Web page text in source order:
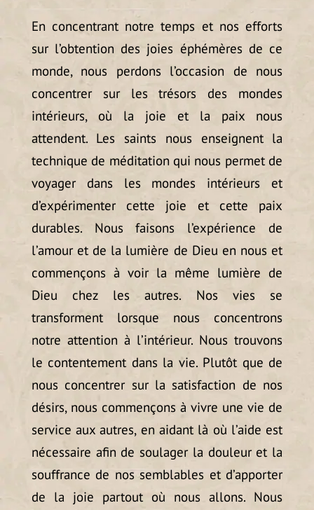
En concentrant notre temps et nos efforts
sur l’obtention des joies éphémères de ce
monde, nous perdons l’occasion de nous
concentrer sur les trésors des mondes
intérieurs, où la joie et la paix nous
attendent. Les saints nous enseignent la
technique de méditation qui nous permet de
voyager dans les mondes intérieurs et
d’expérimenter cette joie et cette paix
durables. Nous faisons l’expérience de
l’amour et de la lumière de Dieu en nous et
commençons à voir la même lumière de
Dieu chez les autres. Nos vies se
transforment lorsque nous concentrons
notre attention à l’intérieur. Nous trouvons
le contentement dans la vie. Plutôt que de
nous concentrer sur la satisfaction de nos
désirs, nous commençons à vivre une vie de
service aux autres, en aidant là où l’aide est
nécessaire afin de soulager la douleur et la
souffrance de nos semblables et d’apporter
de la joie partout où nous allons. Nous